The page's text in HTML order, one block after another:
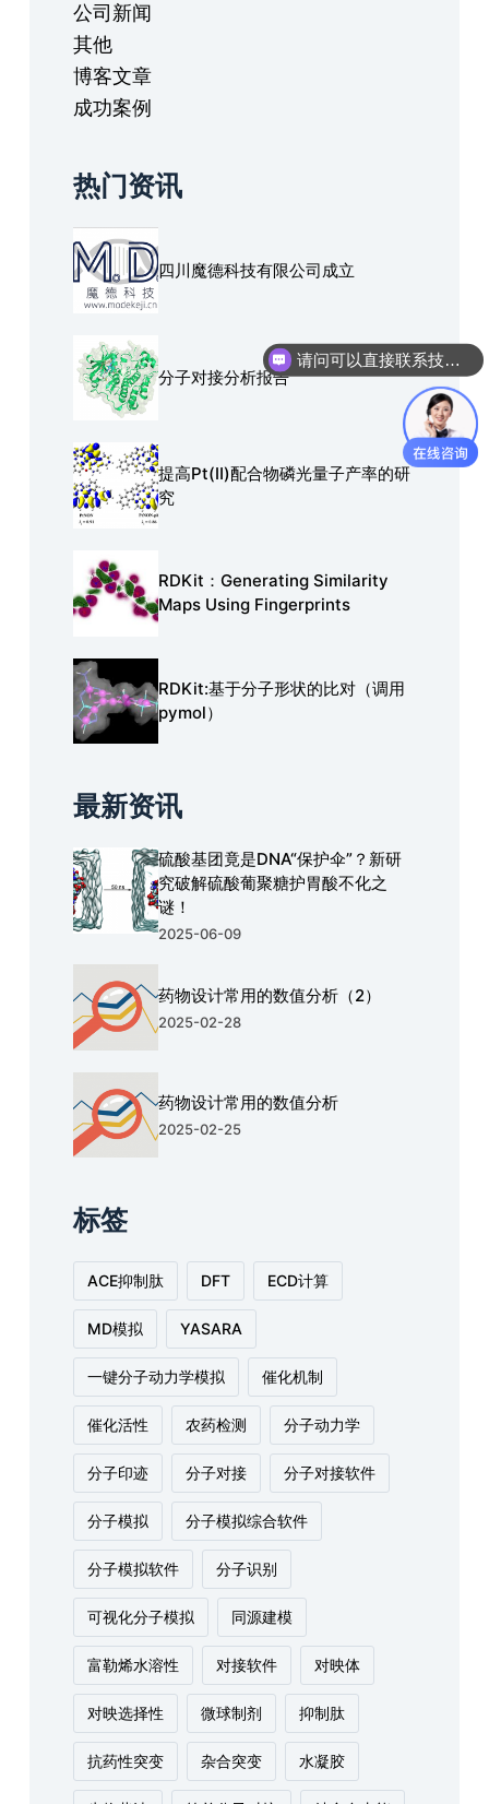
公司新闻
其他
博客文章
成功案例
热门资讯
四川魔德科技有限公司成立
分子对接分析报告
提高Pt(Ⅱ)配合物磷光量子产率的研
究
RDKit：Generating Similarity
Maps Using Fingerprints
RDKit:基于分子形状的比对（调用
pymol）
最新资讯
硫酸基团竟是DNA“保护伞”？新研
究破解硫酸葡聚糖护胃酸不化之
谜！
2025-06-09
药物设计常用的数值分析（2）
2025-02-28
药物设计常用的数值分析
2025-02-25
标签
ACE抑制肽 DFT ECD计算
MD模拟 YASARA
一键分子动力学模拟 催化机制
催化活性 农药检测 分子动力学
分子印迹 分子对接 分子对接软件
分子模拟 分子模拟综合软件
分子模拟软件 分子识别
可视化分子模拟 同源建模
富勒烯水溶性 对接软件 对映体
对映选择性 微球制剂 抑制肽
抗药性突变 杂合突变 水凝胶
请问可以直接联系技术人员进行沟通吗？